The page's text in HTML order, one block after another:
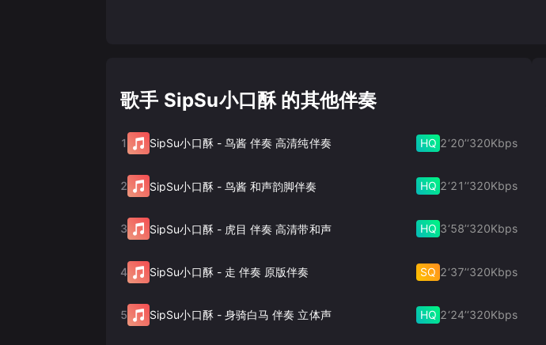
歌手 SipSu小口酥 的其他伴奏
1 SipSu小口酥- 鸟酱 伴奏 高清纯伴奏 HQ 2‘20’‘320Kbps
2 SipSu小口酥- 鸟酱 和声韵脚伴奏 HQ 2‘21’‘320Kbps
3 SipSu小口酥- 虎目 伴奏 高清带和声 HQ 3‘58’‘320Kbps
4 SipSu小口酥- 走 伴奏 原版伴奏 SQ 2‘37’‘320Kbps
5 SipSu小口酥- 身骑白马 伴奏 立体声 HQ 2‘24’‘320Kbps